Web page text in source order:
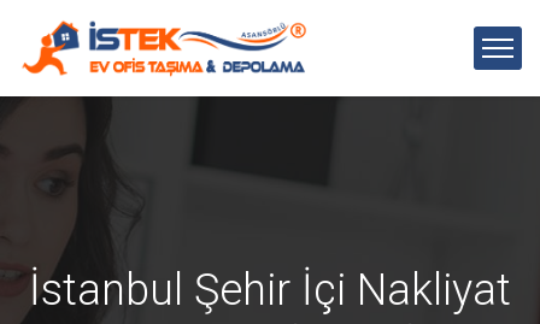
İstanbul Şehir İçi Nakliyat